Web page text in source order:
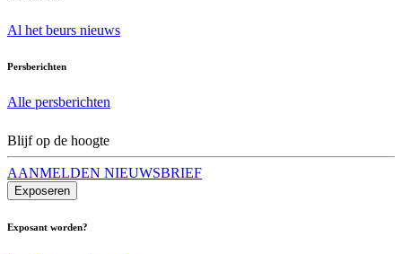
Al het beurs nieuws
Persberichten
Alle persberichten
Blijf op de hoogte
AANMELDEN NIEUWSBRIEF
Exposeren
Exposant worden?